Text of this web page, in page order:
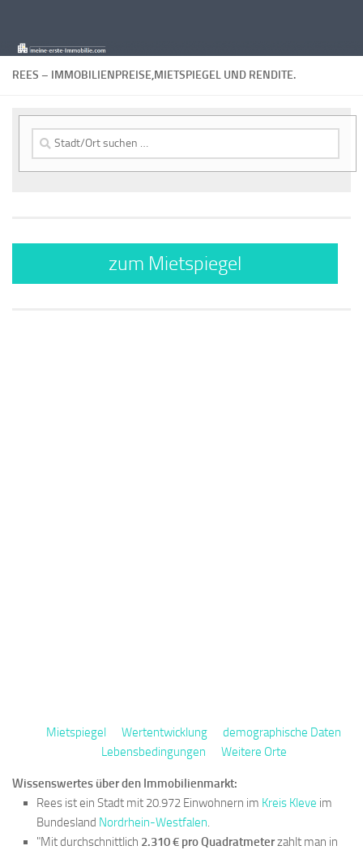
REES – IMMOBILIENPREISE,MIETSPIEGEL UND RENDITE.
nach:
zum Mietspiegel
Mietspiegel Wertentwicklung
demographische Daten
Lebensbedingungen
Weitere Orte
Wissenswertes über den Immobilienmarkt:
Rees ist ein Stadt mit 20.972 Einwohnern im Kreis Kleve im
Bundesland Nordrhein-Westfalen.
"Mit durchschnittlich 2.310 € pro Quadratmeterzahlt man in